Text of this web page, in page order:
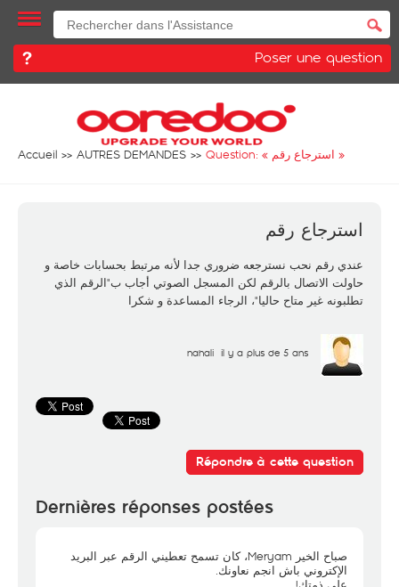
Poser une question
Accueil AUTRES DEMANDES Question: « استرجاع رقم »
استرجاع رقم
عندي رقم نحب نسترجعه ضروري جدا لأنه مرتبط بحسابات خاصة و
حاولت الاتصال بالرقم لكن المسجل الصوتي أجاب ب"الرقم الذي
تطلبونه غير متاح حاليا"، الرجاء المساعدة و شكرا
nahali il y a plus de 5 ans
Répondre à cette question
Dernières réponses postées
صباح الخير Meryam، كان تسمح تعطيني الرقم عبر البريد
الإكتروني باش انجم نعاونك.